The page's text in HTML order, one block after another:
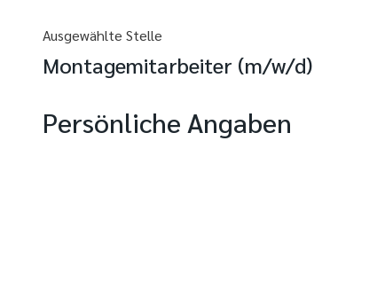
Ausgewählte Stelle
Montagemitarbeiter (m/w/d)
Persönliche Angaben